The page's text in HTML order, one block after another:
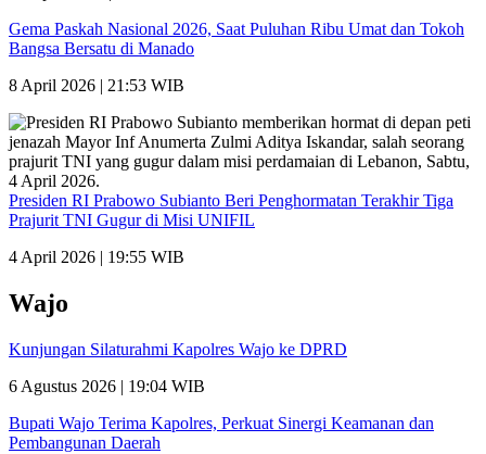
Gema Paskah Nasional 2026, Saat Puluhan Ribu Umat dan Tokoh
Bangsa Bersatu di Manado
8 April 2026 | 21:53 WIB
Presiden RI Prabowo Subianto Beri Penghormatan Terakhir Tiga
Prajurit TNI Gugur di Misi UNIFIL
4 April 2026 | 19:55 WIB
Wajo
Kunjungan Silaturahmi Kapolres Wajo ke DPRD
6 Agustus 2026 | 19:04 WIB
Bupati Wajo Terima Kapolres, Perkuat Sinergi Keamanan dan
Pembangunan Daerah